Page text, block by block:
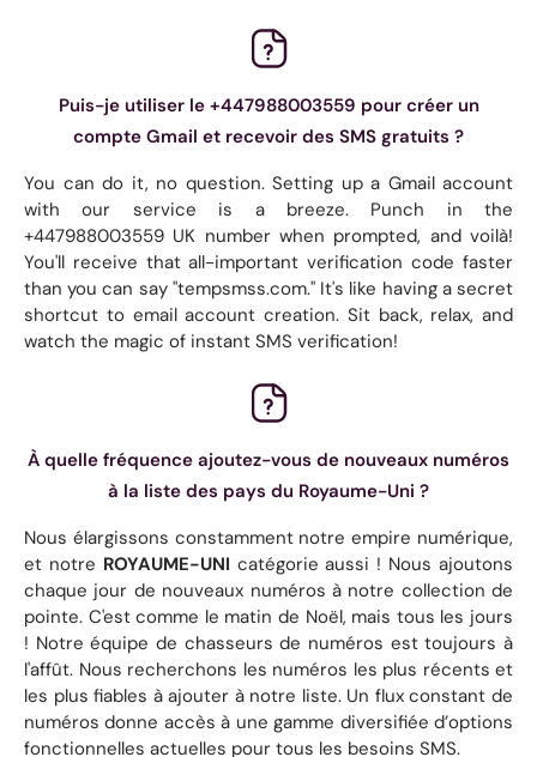
Puis-je utiliser le +447988003559 pour créer un
compte Gmail et recevoir des SMS gratuits ?
You can do it, no question. Setting up a Gmail account
with our service is a breeze. Punch in the
+447988003559 UK number when prompted, and voilà!
You'll receive that all-important verification code faster
than you can say "tempsmss.com." It's like having a secret
shortcut to email account creation. Sit back, relax, and
watch the magic of instant SMS verification!
À quelle fréquence ajoutez-vous de nouveaux numéros
à la liste des pays du Royaume-Uni ?
Nous élargissons constamment notre empire numérique,
et notre ROYAUME-UNI catégorie aussi ! Nous ajoutons
chaque jour de nouveaux numéros à notre collection de
pointe. C'est comme le matin de Noël, mais tous les jours
! Notre équipe de chasseurs de numéros est toujours à
l'affût. Nous recherchons les numéros les plus récents et
les plus fiables à ajouter à notre liste. Un flux constant de
numéros donne accès à une gamme diversifiée d’options
fonctionnelles actuelles pour tous les besoins SMS.